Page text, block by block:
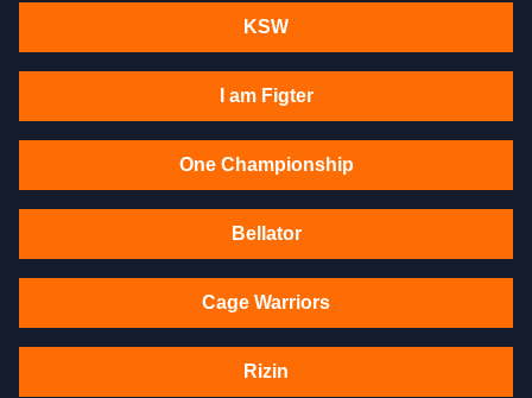
KSW
I am Figter
One Championship
Bellator
Cage Warriors
Rizin